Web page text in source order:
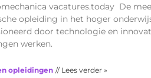
vacatures.today De
opleiding in het hoger
door technologie en
werken.
opleidingen // Lees verder »